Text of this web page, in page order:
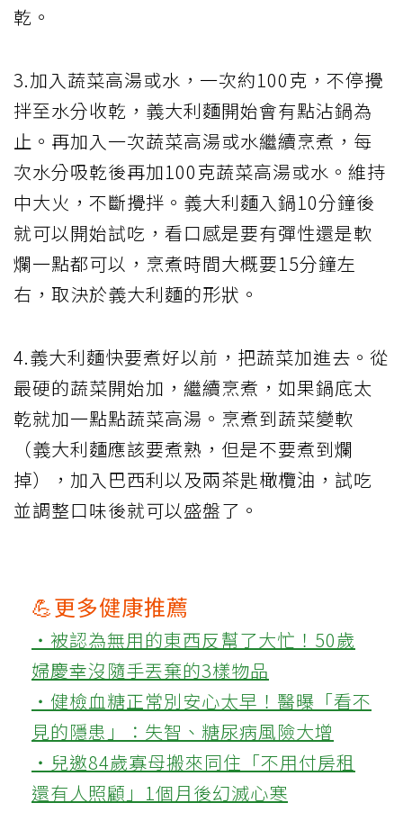
乾。
3.加入蔬菜高湯或水，一次約100克，不停攪
拌至水分收乾，義大利麵開始會有點沾鍋為
止。再加入一次蔬菜高湯或水繼續烹煮，每
次水分吸乾後再加100克蔬菜高湯或水。維持
中大火，不斷攪拌。義大利麵入鍋10分鐘後
就可以開始試吃，看口感是要有彈性還是軟
爛一點都可以，烹煮時間大概要15分鐘左
右，取決於義大利麵的形狀。
4.義大利麵快要煮好以前，把蔬菜加進去。從
最硬的蔬菜開始加，繼續烹煮，如果鍋底太
乾就加一點點蔬菜高湯。烹煮到蔬菜變軟
（義大利麵應該要煮熟，但是不要煮到爛
掉），加入巴西利以及兩茶匙橄欖油，試吃
並調整口味後就可以盛盤了。
💪更多健康推薦
‧被認為無用的東西反幫了大忙！50歲
婦慶幸沒隨手丟棄的3樣物品
‧健檢血糖正常別安心太早！醫曝「看不
見的隱患」：失智、糖尿病風險大增
‧兒邀84歲寡母搬來同住「不用付房租
還有人照顧」1個月後幻滅心寒